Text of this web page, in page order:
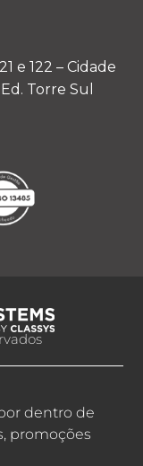
e 122 – Cidade
Torre Sul
dentro de
promoções